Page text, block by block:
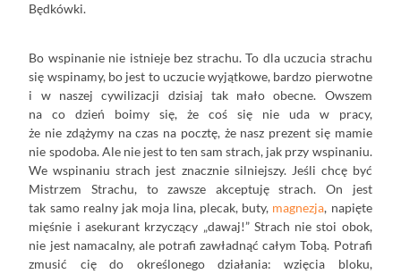
Będkówki.
Bo wspinanie nie istnieje bez strachu. To dla uczucia strachu
się wspinamy, bo jest to uczucie wyjątkowe, bardzo pierwotne
i w naszej cywilizacji dzisiaj tak mało obecne. Owszem
na co dzień boimy się, że coś się nie uda w pracy,
że nie zdążymy na czas na pocztę, że nasz prezent się mamie
nie spodoba. Ale nie jest to ten sam strach, jak przy wspinaniu.
We wspinaniu strach jest znacznie silniejszy. Jeśli chcę być
Mistrzem Strachu, to zawsze akceptuję strach. On jest
tak samo realny jak moja lina, plecak, buty, magnezja, napięte
mięśnie i asekurant krzyczący „dawaj!” Strach nie stoi obok,
nie jest namacalny, ale potrafi zawładnąć całym Tobą. Potrafi
zmusić cię do określonego działania: wzięcia bloku,